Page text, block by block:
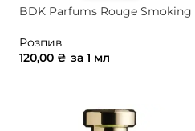
BDK Parfums Rouge Smoking
Розпив
120,00 ₴ за 1 мл